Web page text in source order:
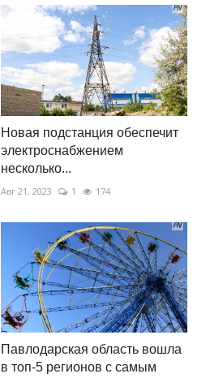
Новая подстанция обеспечит
электроснабжением
несколько...
Авг 21, 2023 1 174
Павлодарская область вошла
в топ-5 регионов с самым